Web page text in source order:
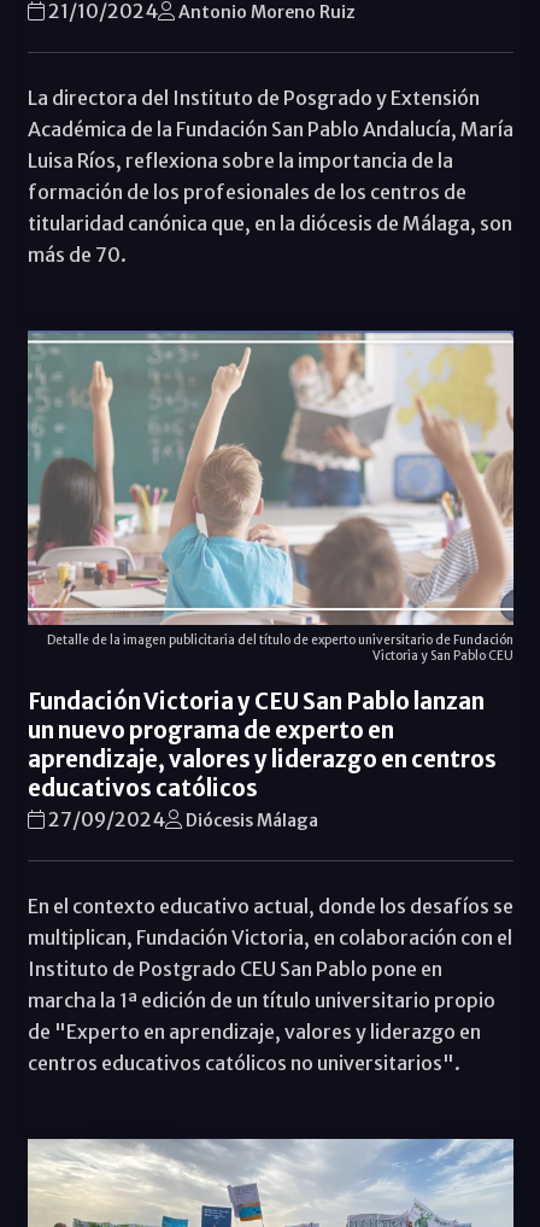
21/10/2024 Antonio Moreno Ruiz
La directora del Instituto de Posgrado y Extensión
Académica de la Fundación San Pablo Andalucía, María
Luisa Ríos, reflexiona sobre la importancia de la
formación de los profesionales de los centros de
titularidad canónica que, en la diócesis de Málaga, son
más de 70.
Detalle de la imagen publicitaria del título de experto universitario de Fundación
Victoria y San Pablo CEU
Fundación Victoria y CEU San Pablo lanzan
un nuevo programa de experto en
aprendizaje, valores y liderazgo en centros
educativos católicos
27/09/2024 Diócesis Málaga
En el contexto educativo actual, donde los desafíos se
multiplican, Fundación Victoria, en colaboración con el
Instituto de Postgrado CEU San Pablo pone en
marcha la 1ª edición de un título universitario propio
de "Experto en aprendizaje, valores y liderazgo en
centros educativos católicos no universitarios".